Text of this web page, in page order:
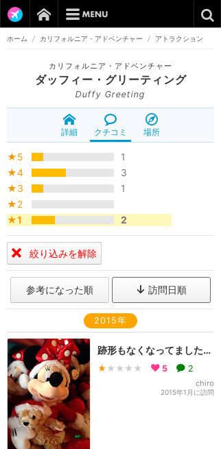
ホーム / カリフォルニア・アドベンチャー / アトラクション
カリフォルニア・アドベンチャー
ダッフィー・グリーティング
Duffy Greeting
詳細 クチコミ 場所
★5
1
★4
3
★3
1
★2
★1
2
絞り込みを解除
参考になった順 訪問日順
2015年
跡形もなくなってました…
★ ★★★★ 5 2
chiro
2015年1月に訪問